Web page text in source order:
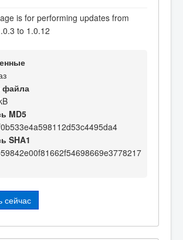
is for performing updates from
to 1.0.12
файла
MD5
SHA1
сейчас